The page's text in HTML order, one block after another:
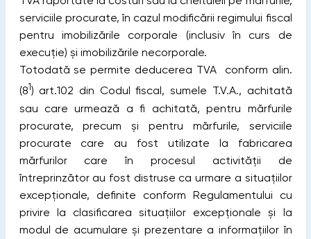
serviciile procurate, în cazul modificării regimului fiscal
pentru imobilizările corporale (inclusiv în curs de
execuție) şi imobilizările necorporale.
Totodată se permite deducerea TVA conform alin.
(81) art.102 din Codul fiscal, sumele T.V.A., achitată
sau care urmează a fi achitată, pentru mărfurile
procurate, precum şi pentru mărfurile, serviciile
procurate care au fost utilizate la fabricarea
mărfurilor care în procesul activităţii de
întreprinzător au fost distruse ca urmare a situaţiilor
excepţionale, definite conform Regulamentului cu
privire la clasificarea situaţiilor excepţionale şi la
modul de acumulare şi prezentare a informaţiilor în